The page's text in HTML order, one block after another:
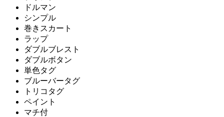
ドルマン
シンプル
巻きスカート
ラップ
ダブルブレスト
ダブルボタン
単色タグ
ブルーバータグ
トリコタグ
ペイント
マチ付